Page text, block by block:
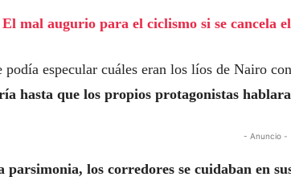
mal augurio para el ciclismo si se cancela
podía especular cuáles eran los líos de Nairo
hasta que los propios protagonistas
- Anuncio -
parsimonia, los corredores se cuidaban en